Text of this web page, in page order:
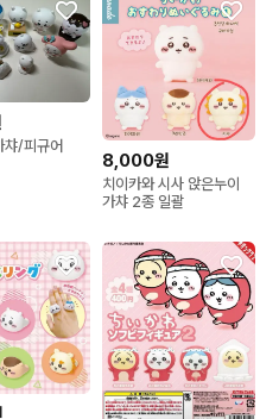
챠/피규어
8,000원
치이카와 시사 앉은누이
가챠 2종 일괄